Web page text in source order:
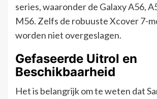
series, waaronder de Galaxy A56,
M56. Zelfs de robuuste Xcover 7-
worden niet overgeslagen.
Gefaseerde Uitrol en
Beschikbaarheid
Het is belangrijk om te weten dat